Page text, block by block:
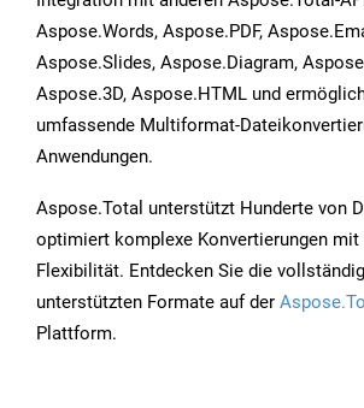
Aspose.Words, Aspose.PDF,
Aspose.Slides, Aspose.Diagram,
Aspose.3D, Aspose.HTML und
umfassende Multiformat-
Anwendungen.
Aspose.Total unterstützt Hunderte von
optimiert komplexe Konvertierungen
Flexibilität. Entdecken Sie die
unterstützten Formate auf der
Plattform.